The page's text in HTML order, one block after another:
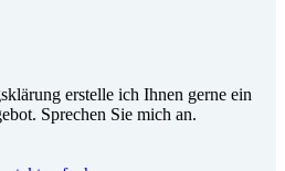
erstelle ich Ihnen gerne ein
Sprechen Sie mich an.